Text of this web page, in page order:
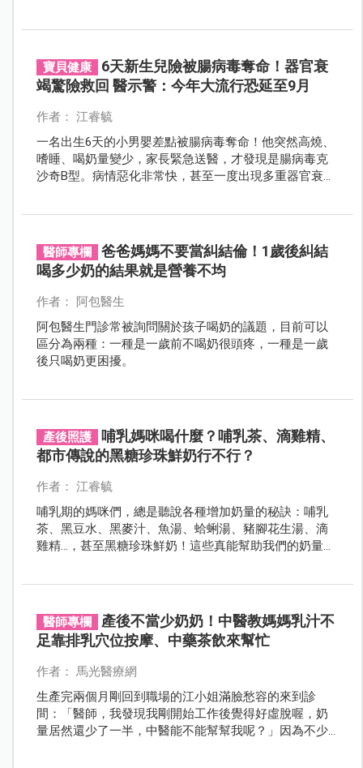
寶貝健康
6天新生兒險被腸病毒奪命！器官衰
竭驚險救回 醫示警：今年大流行恐延至9月
作者： 江睿毓
一名出生6天的小男嬰差點被腸病毒奪命！他突然高燒、
嗜睡、喝奶量變少，家長緊急送醫，才發現是腸病毒克
沙奇B型。病情惡化非常快，甚至一度出現多重器官衰
醫師專欄
爸爸媽媽不要當糾結倫！1歲後糾結
喝多少奶的結果就是營養不均
作者： 阿包醫生
阿包醫生門診常被詢問關於孩子喝奶的議題，目前可以
區分為兩種：一種是一歲前不喝奶很頭疼，一種是一歲
後只喝奶更困擾。
產後照護
哺乳媽咪喝什麼？哺乳茶、滴雞精、
都市傳說的黑糖珍珠鮮奶行不行？
作者： 江睿毓
哺乳期的媽咪們，總是聽說各種增加奶量的秘訣：哺乳
茶、黑豆水、黑麥汁、魚湯、蛤蜊湯、豬腳花生湯、滴
雞精…，甚至黑糖珍珠鮮奶！這些真能幫助我們的奶量
醫師專欄
產後不當少奶奶！中醫教媽媽乳汁不
足靠排乳穴位按摩、中藥茶飲來幫忙
作者： 馬光醫療網
生產完兩個月剛回到職場的江小姐滿臉愁容的來到診
間：「醫師，我發現我剛開始工作後覺得好虛脫喔，奶
量居然還少了一半，中醫能不能幫幫我呢？」因為不少